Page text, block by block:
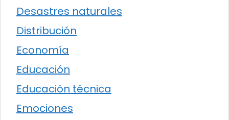
Desastres naturales
Distribución
Economía
Educación
Educación técnica
Emociones